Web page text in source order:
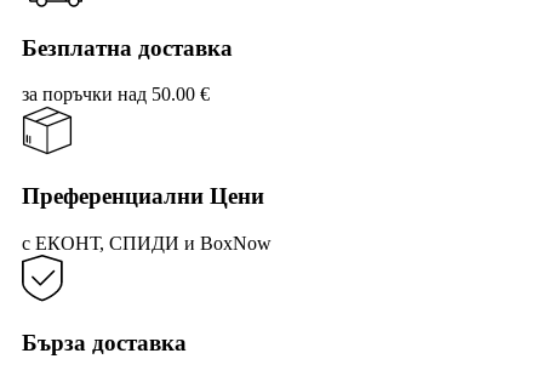
Безплатна доставка
за поръчки над 50.00 €
Преференциални Цени
с ЕКОНТ, СПИДИ и BoxNow
Бърза доставка